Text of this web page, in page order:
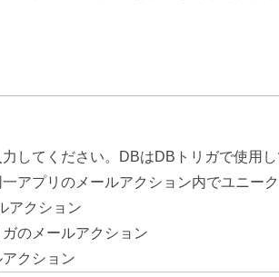
してください。DBはDBトリガで使用
アプリのメールアクション内でユニー
アクション
ガのメールアクション
アクション